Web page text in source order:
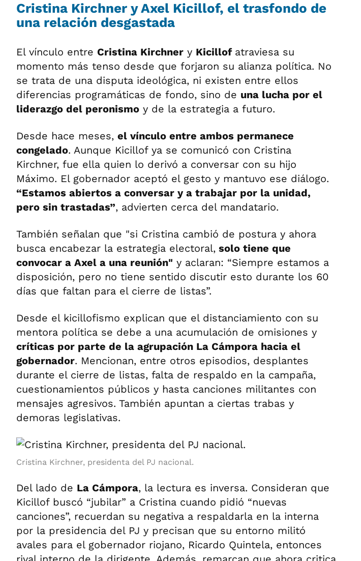
Cristina Kirchner y Axel Kicillof, el trasfondo de
una relación desgastada
El vínculo entre Cristina Kirchner y Kicillof atraviesa su
momento más tenso desde que forjaron su alianza política. No
se trata de una disputa ideológica, ni existen entre ellos
diferencias programáticas de fondo, sino de una lucha por el
liderazgo del peronismo y de la estrategia a futuro.
Desde hace meses, el vínculo entre ambos permanece
congelado. Aunque Kicillof ya se comunicó con Cristina
Kirchner, fue ella quien lo derivó a conversar con su hijo
Máximo. El gobernador aceptó el gesto y mantuvo ese diálogo.
“Estamos abiertos a conversar y a trabajar por la unidad,
pero sin trastadas”, advierten cerca del mandatario.
También señalan que "si Cristina cambió de postura y ahora
busca encabezar la estrategia electoral, solo tiene que
convocar a Axel a una reunión" y aclaran: “Siempre estamos a
disposición, pero no tiene sentido discutir esto durante los 60
días que faltan para el cierre de listas”.
Desde el kicillofismo explican que el distanciamiento con su
mentora política se debe a una acumulación de omisiones y
críticas por parte de la agrupación La Cámpora hacia el
gobernador. Mencionan, entre otros episodios, desplantes
durante el cierre de listas, falta de respaldo en la campaña,
cuestionamientos públicos y hasta canciones militantes con
mensajes agresivos. También apuntan a ciertas trabas y
demoras legislativas.
Cristina Kirchner, presidenta del PJ nacional.
Del lado de La Cámpora, la lectura es inversa. Consideran que
Kicillof buscó “jubilar” a Cristina cuando pidió “nuevas
canciones”, recuerdan su negativa a respaldarla en la interna
por la presidencia del PJ y precisan que su entorno militó
avales para el gobernador riojano, Ricardo Quintela, entonces